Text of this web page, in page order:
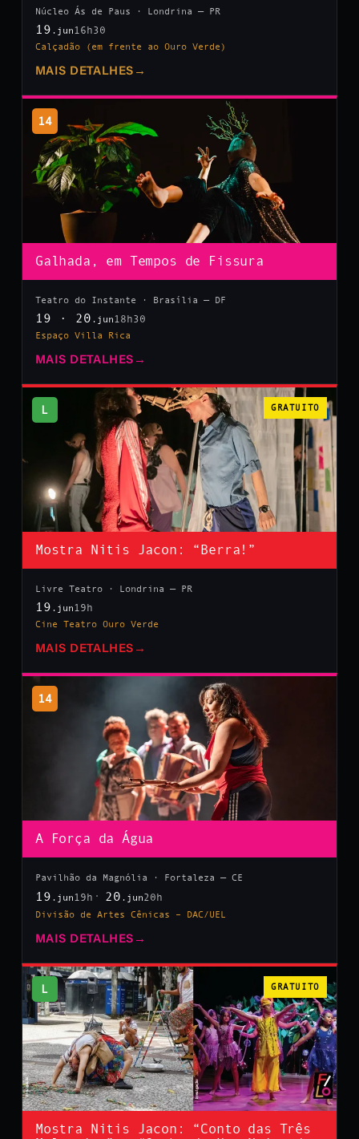
Núcleo Ás de Paus · Londrina — PR
19 .jun 16h30
Calçadão (em frente ao Ouro Verde)
MAIS DETALHES →
14
Galhada, em Tempos de Fissura
Teatro do Instante · Brasília — DF
19 · 20 .jun 18h30
Espaço Villa Rica
MAIS DETALHES →
L GRATUITO
Mostra Nitis Jacon: “Berra!”
Livre Teatro · Londrina — PR
19 .jun 19h
Cine Teatro Ouro Verde
MAIS DETALHES →
14
A Força da Água
Pavilhão da Magnólia · Fortaleza — CE
19 .jun 19h 20 .jun20h
Divisão de Artes Cênicas – DAC/UEL
MAIS DETALHES →
L GRATUITO
Mostra Nitis Jacon: “Conto das Três